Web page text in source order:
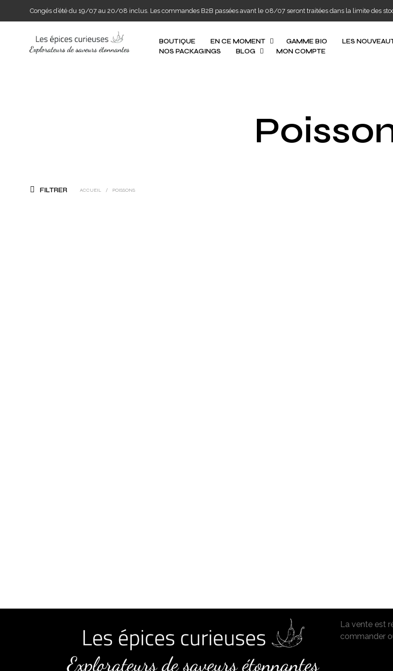
Congés d’été du 19/07 au 20/08 inclus. Les commandes B2B passées avant le 08/07 seront traitées dans la limite des
BOUTIQUE EN CE MOMENT GAMME BIO LES
NOS PACKAGINGS
BLOG MON COMPTE
FILTRER ACCUEIL / POISSONS
La vente est
commander